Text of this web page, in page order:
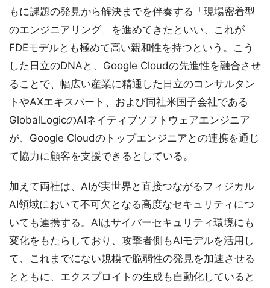
もに課題の発見から解決までを伴奏する「現場密着型
のエンジニアリング」を進めてきたといい、これが
FDEモデルとも極めて高い親和性を持つという。こう
した日立のDNAと、Google Cloudの先進性を融合させ
ることで、幅広い産業に精通した日立のコンサルタン
トやAXエキスパート、および同社米国子会社である
GlobalLogicのAIネイティブソフトウェアエンジニア
が、Google Cloudのトップエンジニアとの連携を通じ
て協力に顧客を支援できるとしている。
加えて両社は、AIが実世界と直接つながるフィジカル
AI領域において不可欠となる高度なセキュリティにつ
いても連携する。AIはサイバーセキュリティ環境にも
変化をもたらしており、攻撃者側もAIモデルを活用し
て、これまでにない規模で脆弱性の発見を加速させる
とともに、エクスプロイトの生成も自動化していると